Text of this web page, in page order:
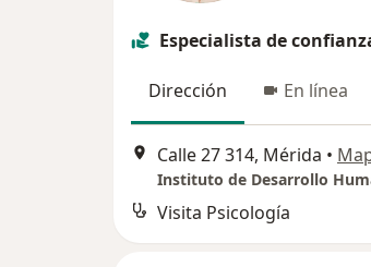
Especialista de
Dirección En línea
Calle 27 314, Mérida •
Instituto de Desarrollo
Visita Psicología